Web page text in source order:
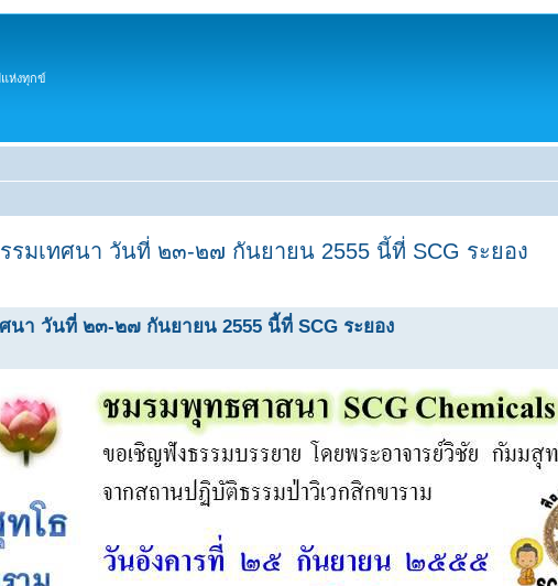
ห่งทุกข์
รมเทศนา วันที่ ๒๓-๒๗ กันยายน 2555 นี้ที่ SCG ระยอง
นา วันที่ ๒๓-๒๗ กันยายน 2555 นี้ที่ SCG ระยอง